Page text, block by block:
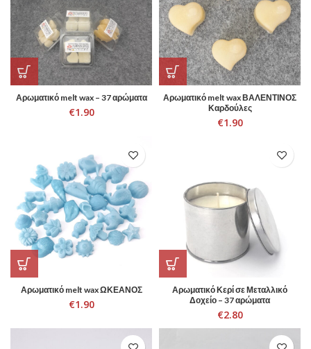
Αρωματικό melt wax – 37 αρώματα
€1.90
Αρωματικό melt wax ΒΑΛΕΝΤΙΝΟΣ
Καρδούλες
€1.90
Αρωματικό melt wax ΩΚΕΑΝΟΣ
€1.90
Αρωματικό Κερί σε Μεταλλικό
Δοχείο – 37 αρώματα
€2.80